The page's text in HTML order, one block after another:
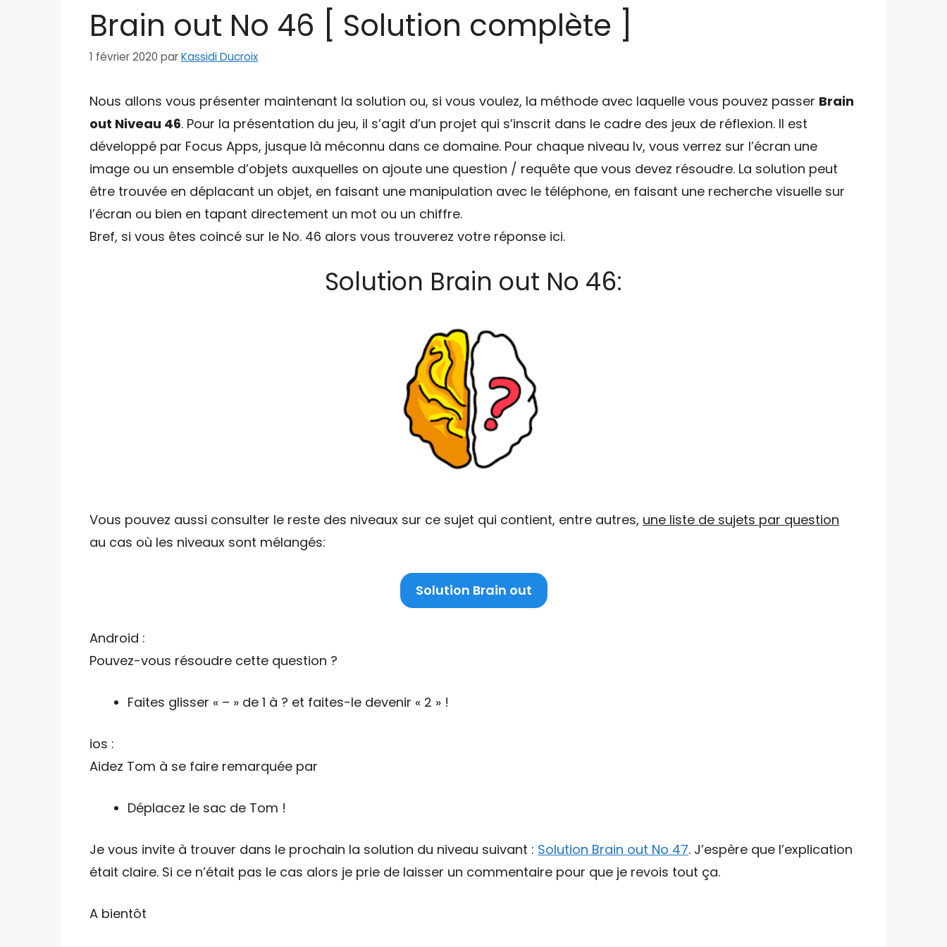
Brain out No 46 [ Solution complète ]
1 février 2020 parKassidi Ducroix
Nous allons vous présenter maintenant la solution ou, si vous voulez, la méthode avec laquelle vous pouvez passer Brain
out Niveau 46. Pour la présentation du jeu, il s’agit d’un projet qui s’inscrit dans le cadre des jeux de réflexion. Il est
développé par Focus Apps, jusque là méconnu dans ce domaine. Pour chaque niveau lv, vous verrez sur l’écran une
image ou un ensemble d’objets auxquelles on ajoute une question / requête que vous devez résoudre. La solution peut
être trouvée en déplacant un objet, en faisant une manipulation avec le téléphone, en faisant une recherche visuelle sur
l’écran ou bien en tapant directement un mot ou un chiffre.
Bref, si vous êtes coincé sur le No. 46 alors vous trouverez votre réponse ici.
Solution Brain out No 46:
Vous pouvez aussi consulter le reste des niveaux sur ce sujet qui contient, entre autres, une liste de sujets par question
au cas où les niveaux sont mélangés:
Solution Brain out
Android :
Pouvez-vous résoudre cette question ?
Faites glisser « – » de 1 à ? et faites-le devenir « 2 » !
ios :
Aidez Tom à se faire remarquée par
Déplacez le sac de Tom !
Je vous invite à trouver dans le prochain la solution du niveau suivant : Solution Brain out No 47. J’espère que l’explication
était claire. Si ce n’était pas le cas alors je prie de laisser un commentaire pour que je revois tout ça.
A bientôt